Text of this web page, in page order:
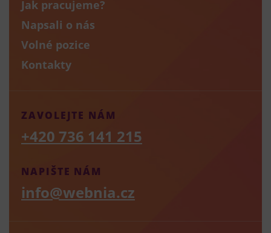
Jak pracujeme?
Napsali o nás
Volné pozice
Kontakty
NAPIŠTE NÁM
info@webnia.cz
ZAVOLEJTE NÁM
+420 736 141 215